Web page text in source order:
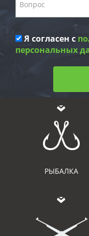
Я согласен с
персональных
РЫБАЛКА